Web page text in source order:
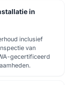
in
inclusief
van
gecertificeerd